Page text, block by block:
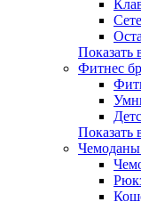
Показать
Фитнес
Показать